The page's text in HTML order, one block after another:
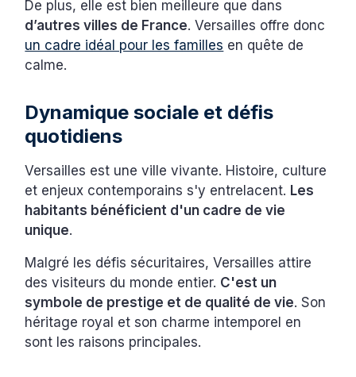
De plus, elle est bien meilleure que dans
d’autres villes de France. Versailles offre donc
un cadre idéal pour les familles en quête de
calme.
Dynamique sociale et défis
quotidiens
Versailles est une ville vivante. Histoire, culture
et enjeux contemporains s'y entrelacent. Les
habitants bénéficient d'un cadre de vie
unique.
Malgré les défis sécuritaires, Versailles attire
des visiteurs du monde entier. C'est un
symbole de prestige et de qualité de vie. Son
héritage royal et son charme intemporel en
sont les raisons principales.